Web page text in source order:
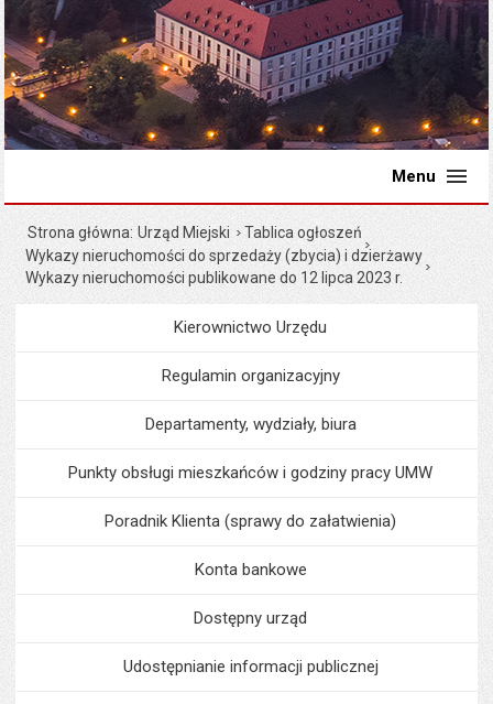
Menu
Strona główna Urząd Miejski
Tablica ogłoszeń
Wykazy nieruchomości do sprzedaży (zbycia) i dzierżawy
Wykazy nieruchomości publikowane do 12 lipca 2023 r.
MenuUrząd Miejski
Kierownictwo Urzędu
Regulamin organizacyjny
Departamenty, wydziały, biura
Punkty obsługi mieszkańców i godziny pracy UMW
Poradnik Klienta (sprawy do załatwienia)
Konta bankowe
Dostępny urząd
Udostępnianie informacji publicznej